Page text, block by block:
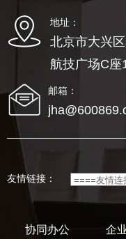
地址：
北京市大兴
航技广场C座
邮箱：
友情链接：
协同办公 企